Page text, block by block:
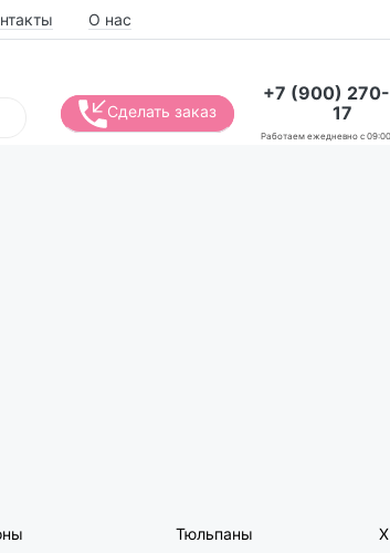
О нас
Сделать заказ
+7 (900)
17
Работаем ежедневно с
Тюльпаны